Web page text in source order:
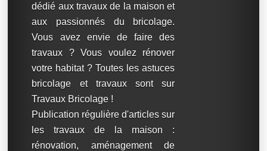
dédié aux travaux de la maison et
aux passionnés du bricolage.
Vous avez envie de faire des
travaux ? Vous voulez rénover
votre habitat ? Toutes les astuces
bricolage et travaux sont sur
Travaux Bricolage !
Publication régulière d'articles sur
les travaux de la maison :
rénovation, aménagement de